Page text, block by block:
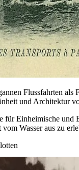
Flussfahrten als
und Architektur
für Einheimische und
Wasser aus zu